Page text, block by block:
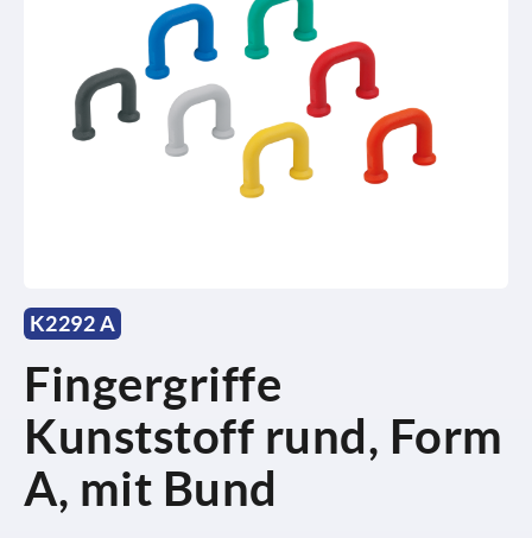
K2292 A
Fingergriffe
Kunststoff rund, Form
A, mit Bund